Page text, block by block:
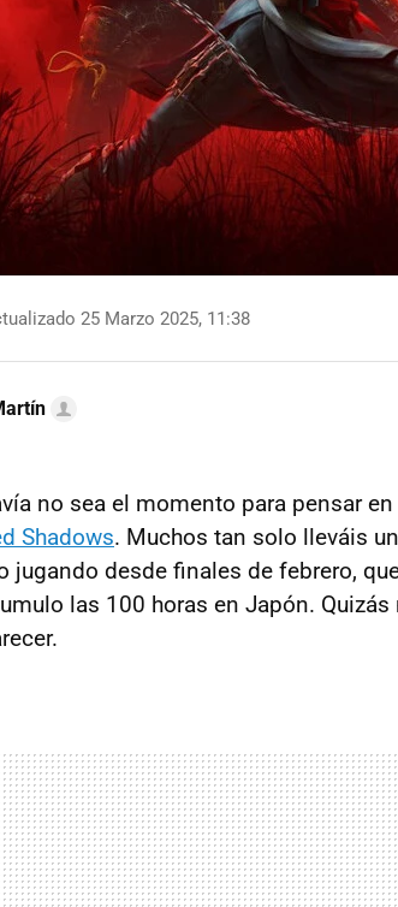
25 Marzo 2025, 11:38
no sea el momento para pensar
Shadows. Muchos tan solo lleváis
jugando desde finales de febrero,
las 100 horas en Japón.